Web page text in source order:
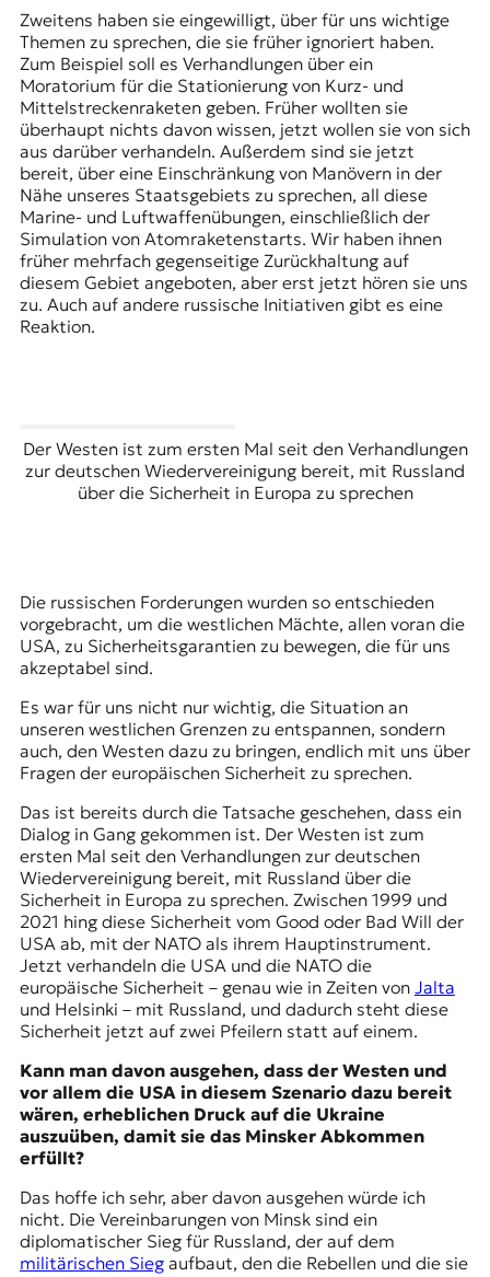
Zweitens haben sie eingewilligt, über für uns wichtige
Themen zu sprechen, die sie früher ignoriert haben.
Zum Beispiel soll es Verhandlungen über ein
Moratorium für die Stationierung von Kurz- und
Mittelstreckenraketen geben. Früher wollten sie
überhaupt nichts davon wissen, jetzt wollen sie von sich
aus darüber verhandeln. Außerdem sind sie jetzt
bereit, über eine Einschränkung von Manövern in der
Nähe unseres Staatsgebiets zu sprechen, all diese
Marine- und Luftwaffenübungen, einschließlich der
Simulation von Atomraketenstarts. Wir haben ihnen
früher mehrfach gegenseitige Zurückhaltung auf
diesem Gebiet angeboten, aber erst jetzt hören sie uns
zu. Auch auf andere russische Initiativen gibt es eine
Reaktion.
Der Westen ist zum ersten Mal seit den Verhandlungen
zur deutschen Wiedervereinigung bereit, mit Russland
über die Sicherheit in Europa zu sprechen
Die russischen Forderungen wurden so entschieden
vorgebracht, um die westlichen Mächte, allen voran die
USA, zu Sicherheitsgarantien zu bewegen, die für uns
akzeptabel sind.
Es war für uns nicht nur wichtig, die Situation an
unseren westlichen Grenzen zu entspannen, sondern
auch, den Westen dazu zu bringen, endlich mit uns über
Fragen der europäischen Sicherheit zu sprechen.
Das ist bereits durch die Tatsache geschehen, dass ein
Dialog in Gang gekommen ist. Der Westen ist zum
ersten Mal seit den Verhandlungen zur deutschen
Wiedervereinigung bereit, mit Russland über die
Sicherheit in Europa zu sprechen. Zwischen 1999 und
2021 hing diese Sicherheit vom Good oder Bad Will der
USA ab, mit der NATO als ihrem Hauptinstrument.
Jetzt verhandeln die USA und die NATO die
europäische Sicherheit – genau wie in Zeiten von Jalta
und Helsinki – mit Russland, und dadurch steht diese
Sicherheit jetzt auf zwei Pfeilern statt auf einem.
Kann man davon ausgehen, dass der Westen und
vor allem die USA in diesem Szenario dazu bereit
wären, erheblichen Druck auf die Ukraine
auszuüben, damit sie das Minsker Abkommen
erfüllt?
Das hoffe ich sehr, aber davon ausgehen würde ich
nicht. Die Vereinbarungen von Minsk sind ein
diplomatischer Sieg für Russland, der auf dem
militärischen Siegaufbaut, den die Rebellen und die sie